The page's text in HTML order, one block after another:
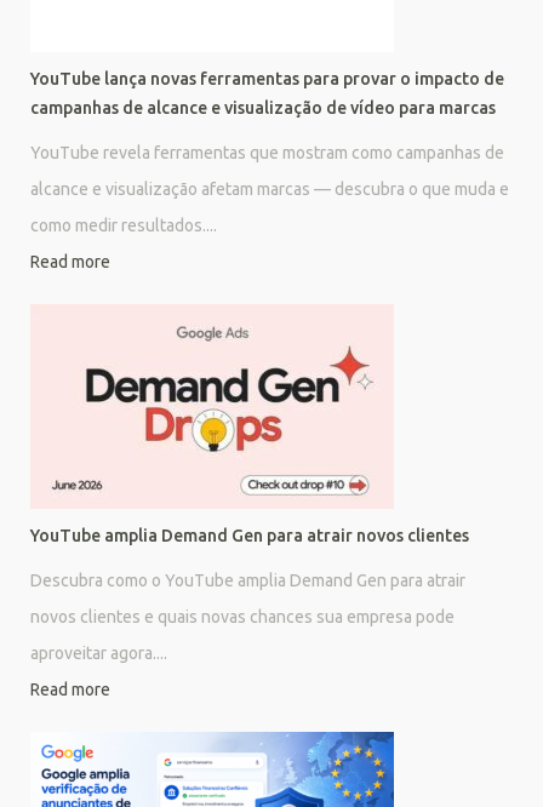
YouTube lança novas ferramentas para provar o impacto de
campanhas de alcance e visualização de vídeo para marcas
YouTube revela ferramentas que mostram como campanhas de
alcance e visualização afetam marcas — descubra o que muda e
como medir resultados....
Read more
YouTube amplia Demand Gen para atrair novos clientes
Descubra como o YouTube amplia Demand Gen para atrair
novos clientes e quais novas chances sua empresa pode
aproveitar agora....
Read more